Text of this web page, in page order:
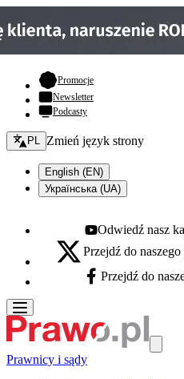
Promocje- otwiera się w nowej
Newsletter
Podcasty
Zmień język - bieżący:
PL Zmień język strony
English (EN)
Українська (UA)
Youtube - otwiera się w
Odwiedź nasz
X - otwiera się w nowej karcie
Przejdź do
Facebook - otwiera się w
Przejdź do
Prawnicy i sądy